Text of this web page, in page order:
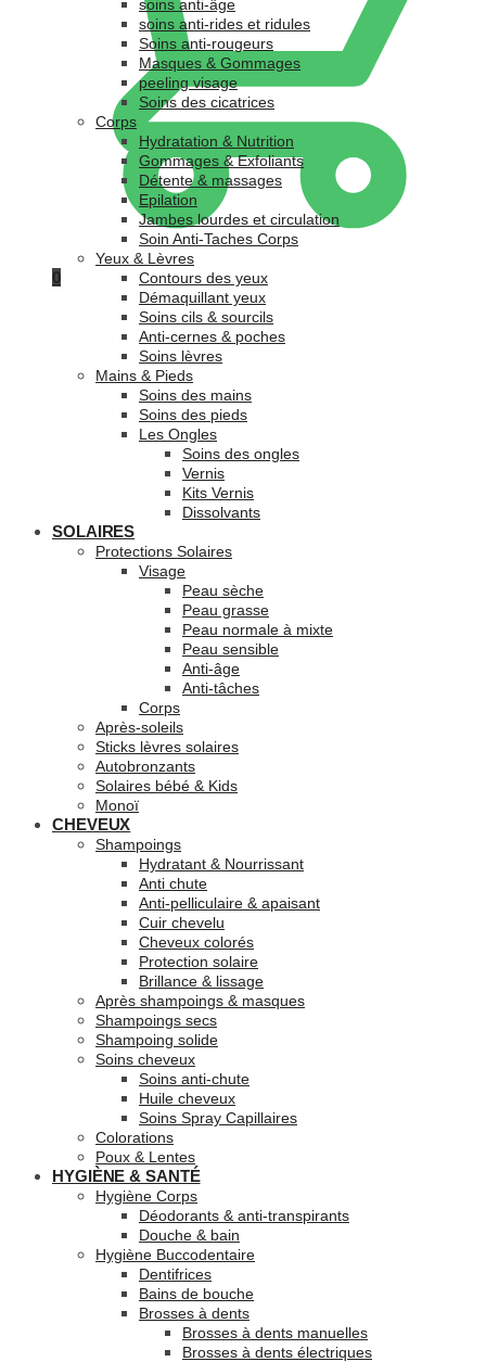
0
soins anti-âge
soins anti-rides et ridules
Soins anti-rougeurs
Masques & Gommages
peeling visage
Soins des cicatrices
Corps
Hydratation & Nutrition
Gommages & Exfoliants
Détente & massages
Epilation
Jambes lourdes et circulation
Soin Anti-Taches Corps
Yeux & Lèvres
Contours des yeux
Démaquillant yeux
Soins cils & sourcils
Anti-cernes & poches
Soins lèvres
Mains & Pieds
Soins des mains
Soins des pieds
Les Ongles
Soins des ongles
Vernis
Kits Vernis
Dissolvants
SOLAIRES
Protections Solaires
Visage
Peau sèche
Peau grasse
Peau normale à mixte
Peau sensible
Anti-âge
Anti-tâches
Corps
Après-soleils
Sticks lèvres solaires
Autobronzants
Solaires bébé & Kids
Monoï
CHEVEUX
Shampoings
Hydratant & Nourrissant
Anti chute
Anti-pelliculaire & apaisant
Cuir chevelu
Cheveux colorés
Protection solaire
Brillance & lissage
Après shampoings & masques
Shampoings secs
Shampoing solide
Soins cheveux
Soins anti-chute
Huile cheveux
Soins Spray Capillaires
Colorations
Poux & Lentes
HYGIÈNE & SANTÉ
Hygiène Corps
Déodorants & anti-transpirants
Douche & bain
Hygiène Buccodentaire
Dentifrices
Bains de bouche
Brosses à dents
Brosses à dents manuelles
Brosses à dents électriques